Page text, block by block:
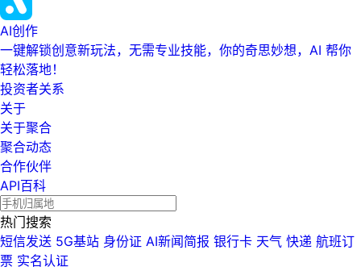
AI创作
一键解锁创意新玩法，无需专业技能，你的奇思妙想，AI 帮你
轻松落地！
投资者关系
关于
关于聚合
聚合动态
合作伙伴
API百科
热门搜索
短信发送 5G基站 身份证 AI新闻简报 银行卡 天气 快递 航班订
票 实名认证